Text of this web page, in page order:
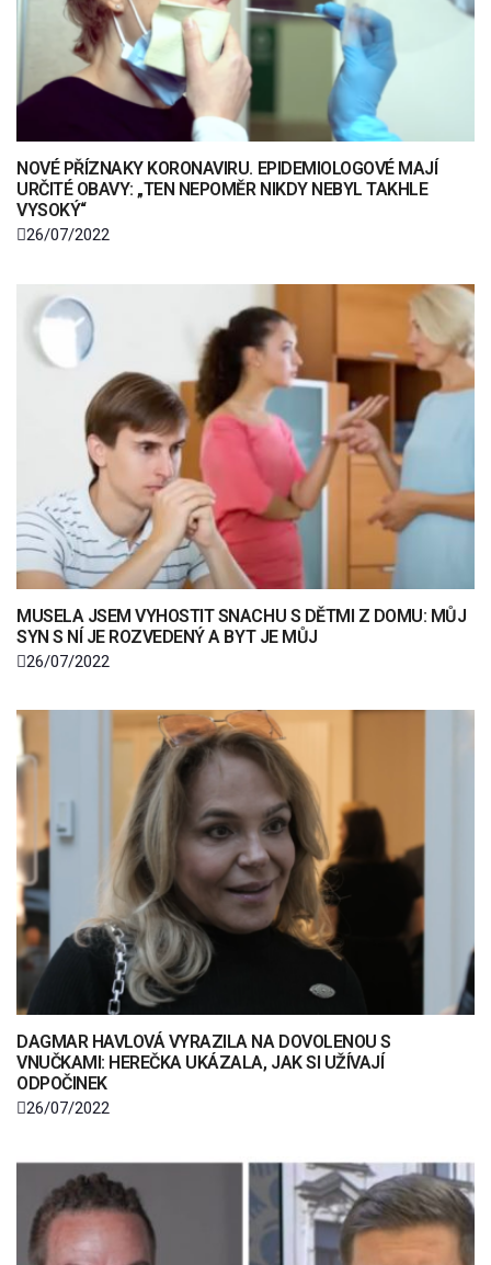
NOVÉ PŘÍZNAKY KORONAVIRU. EPIDEMIOLOGOVÉ MAJÍ
URČITÉ OBAVY: „TEN NEPOMĚR NIKDY NEBYL TAKHLE
VYSOKÝ“
26/07/2022
MUSELA JSEM VYHOSTIT SNACHU S DĚTMI Z DOMU: MŮJ
SYN S NÍ JE ROZVEDENÝ A BYT JE MŮJ
26/07/2022
DAGMAR HAVLOVÁ VYRAZILA NA DOVOLENOU S
VNUČKAMI: HEREČKA UKÁZALA, JAK SI UŽÍVAJÍ
ODPOČINEK
26/07/2022